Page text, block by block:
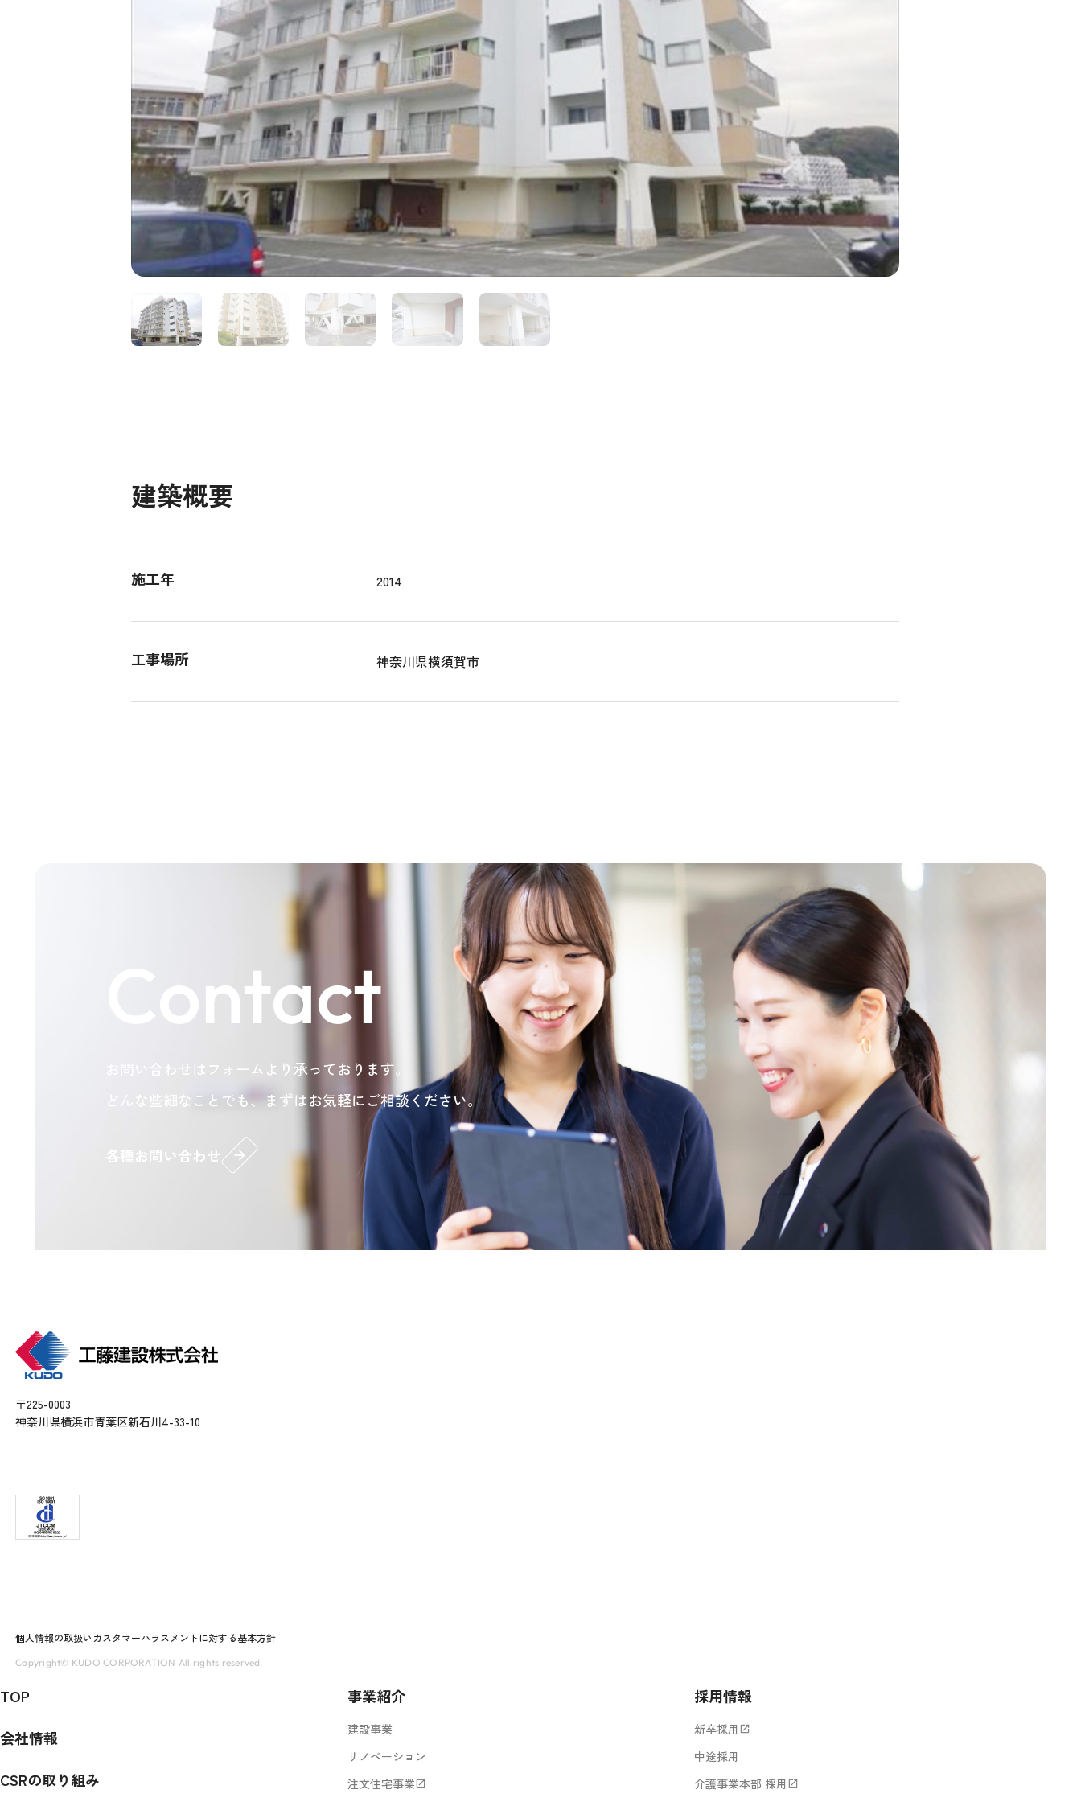
建築概要
施工年 2014
工事場所 神奈川県横須賀市
Contact
お問い合わせはフォームより承っております。
どんな些細なことでも、まずはお気軽にご相談ください。
各種お問い合わせ arrow_forward
〒225-0003
神奈川県横浜市青葉区新石川4-33-10
個人情報の取扱い カスタマーハラスメントに対する基本方針
Copyright© KUDO CORPORATION All rights reserved.
TOP
会社情報
CSRの取り組み
事業紹介
建設事業
リノベーション
注文住宅事業 open_in_new
採用情報
新卒採用 open_in_new
中途採用
介護事業本部 採用 open_in_new